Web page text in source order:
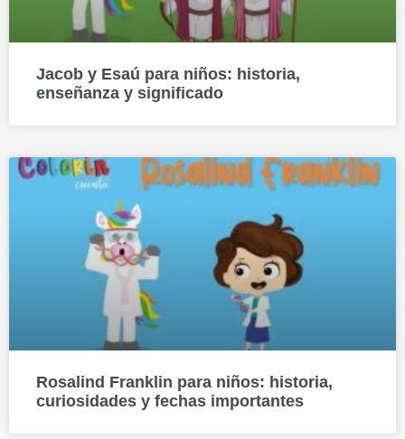
Jacob y Esaú para niños: historia,
enseñanza y significado
Rosalind Franklin para niños: historia,
curiosidades y fechas importantes